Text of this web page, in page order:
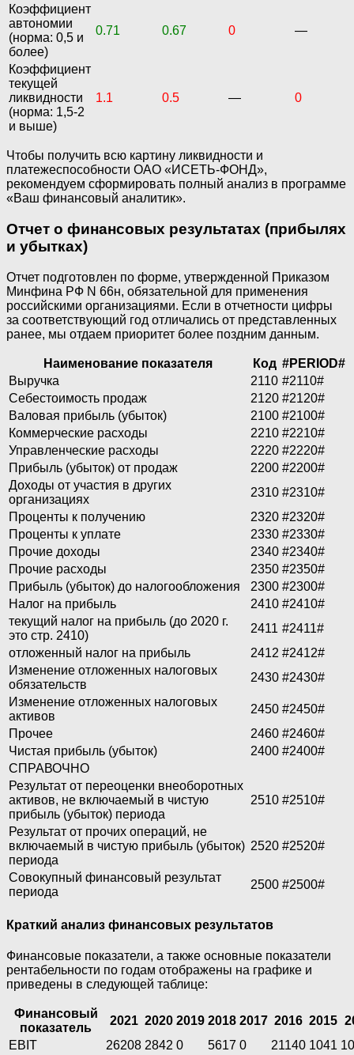
Коэффициент
автономии
(норма: 0,5 и
более)
0.71 0.67 0 —
Коэффициент
текущей
ликвидности
(норма: 1,5-2
и выше)
1.1 0.5 — 0
Чтобы получить всю картину ликвидности и
платежеспособности ОАО «ИСЕТЬ-ФОНД»,
рекомендуем сформировать полный анализ в программе
«Ваш финансовый аналитик».
Отчет о финансовых результатах (прибылях
и убытках)
Отчет подготовлен по форме, утвержденной Приказом
Минфина РФ N 66н, обязательной для применения
российскими организациями. Если в отчетности цифры
за соответствующий год отличались от представленных
ранее, мы отдаем приоритет более поздним данным.
Наименование показателя Код #PERIOD#
Выручка
2110 #2110#
Себестоимость продаж
2120 #2120#
Валовая прибыль (убыток)
2100 #2100#
Коммерческие расходы
2210 #2210#
Управленческие расходы
2220 #2220#
Прибыль (убыток) от продаж
2200 #2200#
Доходы от участия в других
организациях
2310 #2310#
Проценты к получению
2320 #2320#
Проценты к уплате
2330 #2330#
Прочие доходы
2340 #2340#
Прочие расходы
2350 #2350#
Прибыль (убыток) до налогообложения
2300 #2300#
Налог на прибыль
2410 #2410#
текущий налог на прибыль (до 2020 г.
это стр. 2410)
2411 #2411#
отложенный налог на прибыль
2412 #2412#
Изменение отложенных налоговых
обязательств
2430 #2430#
Изменение отложенных налоговых
активов
2450 #2450#
Прочее
2460 #2460#
Чистая прибыль (убыток)
2400 #2400#
СПРАВОЧНО
Результат от переоценки внеоборотных
активов, не включаемый в чистую
прибыль (убыток) периода
2510 #2510#
Результат от прочих операций, не
включаемый в чистую прибыль (убыток)
периода
2520 #2520#
Совокупный финансовый результат
периода
2500 #2500#
Краткий анализ финансовых результатов
Финансовые показатели, а также основные показатели
рентабельности по годам отображены на графике и
приведены в следующей таблице:
Финансовый
показатель
2021 2020 2019 2018 2017 2016 2015
EBIT
26208 2842 0 5617 0 21140 1041